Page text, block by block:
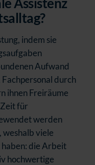
indem sie
Aufwand
durch
ihnen Freiräume
für
werden
weshalb viele
die Arbeit
hochwertige